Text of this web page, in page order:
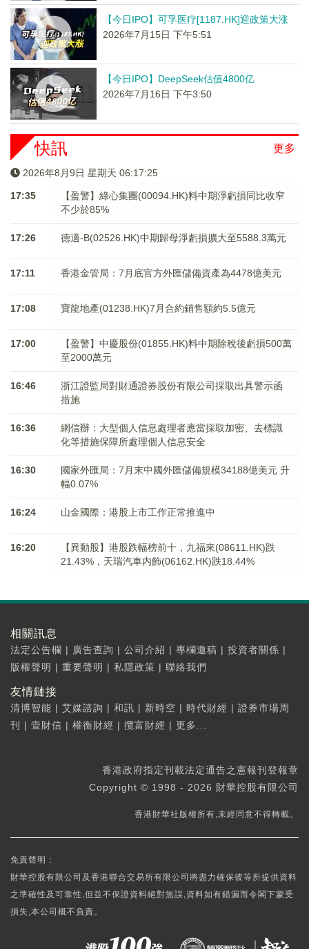
【今日IPO】可孚医疗[1187.HK]迎政策大涨
2026年7月15日 下午5:51
【今日IPO】DeepSeek估值4800亿
2026年7月16日 下午3:50
更多
快訊
2026年8月9日 星期天 06:17:25
17:35
【盈警】綠心集團(00094.HK)料中期淨虧損同比收窄
不少於85%
17:26 德適-B(02526.HK)中期歸母淨虧損擴大至5588.3萬元
17:11 香港金管局：7月底官方外匯儲備資產為4478億美元
17:08 寶龍地產(01238.HK)7月合約銷售額約5.5億元
17:00
【盈警】中慶股份(01855.HK)料中期除稅後虧損500萬
至2000萬元
16:46
浙江證監局對財通證券股份有限公司採取出具警示函
措施
16:36
網信辦：大型個人信息處理者應當採取加密、去標識
化等措施保障所處理個人信息安全
16:30
國家外匯局：7月末中國外匯儲備規模34188億美元 升
幅0.07%
16:24 山金國際：港股上市工作正常推進中
16:20
【異動股】港股跌幅榜前十，九福來(08611.HK)跌
21.43%，天瑞汽車内飾(06162.HK)跌18.44%
相關訊息
法定公告欄 | 廣告查詢 | 公司介紹 | 專欄邀稿 | 投資者關係 |
版權聲明 | 重要聲明 | 私隱政策 | 聯絡我們
友情鏈接
清博智能 | 艾媒諮詢 | 和訊 | 新時空 | 時代財經 | 證券市場周
刊
| 壹財信 | 權衡財經 | 攬富財經 | 更多...
香港政府指定刊載法定通告之憲報刊登報章
Copyright © 1998 - 2026 財華控股有限公司
香港財華社版權所有,未經同意不得轉載。
免責聲明：
財華控股有限公司及香港聯合交易所有限公司將盡力確保彼等所提供資料
之準確性及可靠性,但並不保證資料絕對無誤,資料如有錯漏而令閣下蒙受
損失,本公司概不負責。